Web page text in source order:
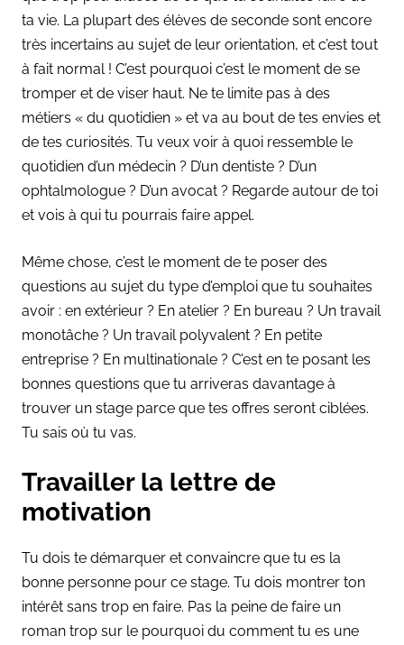
ta vie. La plupart des élèves de seconde sont encore
très incertains au sujet de leur orientation, et c’est tout
à fait normal ! C’est pourquoi c’est le moment de se
tromper et de viser haut. Ne te limite pas à des
métiers « du quotidien » et va au bout de tes envies et
de tes curiosités. Tu veux voir à quoi ressemble le
quotidien d’un médecin ? D’un dentiste ? D’un
ophtalmologue ? D’un avocat ? Regarde autour de toi
et vois à qui tu pourrais faire appel.
Même chose, c’est le moment de te poser des
questions au sujet du type d’emploi que tu souhaites
avoir : en extérieur ? En atelier ? En bureau ? Un travail
monotâche ? Un travail polyvalent ? En petite
entreprise ? En multinationale ? C’est en te posant les
bonnes questions que tu arriveras davantage à
trouver un stage parce que tes offres seront ciblées.
Tu sais où tu vas.
Travailler la lettre de
motivation
Tu dois te démarquer et convaincre que tu es la
bonne personne pour ce stage. Tu dois montrer ton
intérêt sans trop en faire. Pas la peine de faire un
roman trop sur le pourquoi du comment tu es une